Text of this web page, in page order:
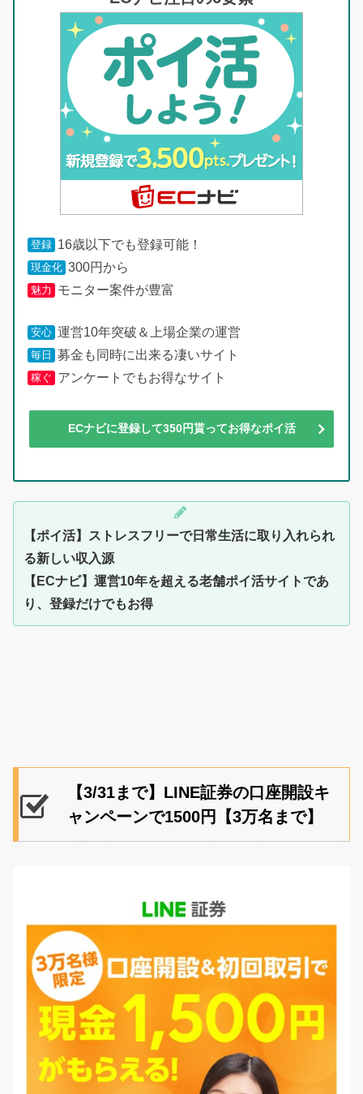
登録 16歳以下でも登録可能！
現金化 300円から
魅力 モニター案件が豊富
安心 運営10年突破＆上場企業の運営
毎日 募金も同時に出来る凄いサイト
稼ぐ アンケートでもお得なサイト
ECナビに登録して350円貰ってお得なポイ活
【ポイ活】ストレスフリーで日常生活に取り入れられ
る新しい収入源
【ECナビ】運営10年を超える老舗ポイ活サイトであ
り、登録だけでもお得
【3/31まで】LINE証券の口座開設キ
ャンペーンで1500円【3万名まで】